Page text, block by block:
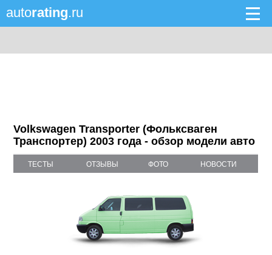
autorating.ru
Volkswagen Transporter (Фольксваген
Транспортер) 2003 года - обзор модели авто
ТЕСТЫ ОТЗЫВЫ ФОТО НОВОСТИ